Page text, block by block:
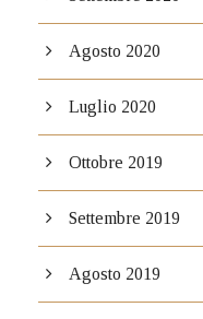
Agosto 2020
Luglio 2020
Ottobre 2019
Settembre 2019
Agosto 2019